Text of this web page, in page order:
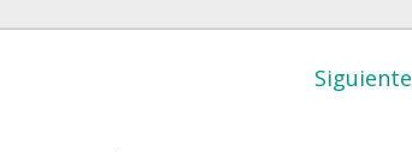
Siguiente